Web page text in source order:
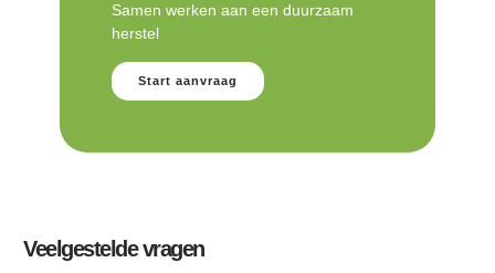
Samen werken aan een duurzaam
herstel
Start aanvraag
Veelgestelde vragen